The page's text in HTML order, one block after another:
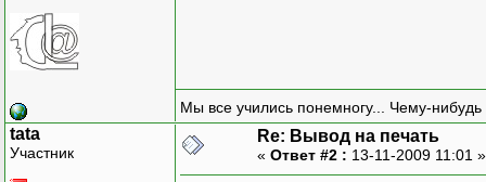
Мы все учились понемногу... Чему-нибудь
tata
Участник
Re: Вывод на печать
« Ответ #2 : 13-11-2009 11:01